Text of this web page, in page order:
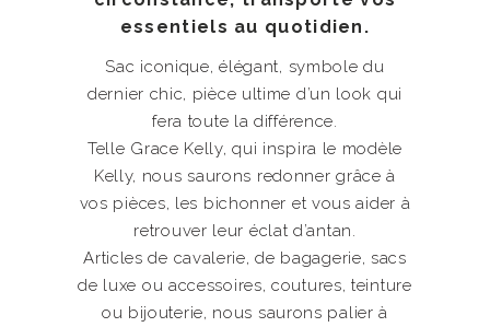
essentiels au quotidien.
Sac iconique, élégant, symbole du
dernier chic, pièce ultime d’un look qui
fera toute la différence.
Telle Grace Kelly, qui inspira le modèle
Kelly, nous saurons redonner grâce à
vos pièces, les bichonner et vous aider à
retrouver leur éclat d’antan.
Articles de cavalerie, de bagagerie, sacs
de luxe ou accessoires, coutures, teinture
ou bijouterie, nous saurons palier à